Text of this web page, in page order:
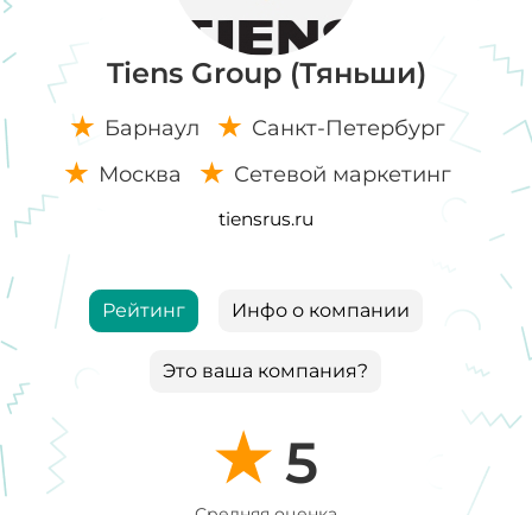
Tiens Group (Тяньши)
Барнаул
Санкт-Петербург
Москва
Сетевой маркетинг
tiensrus.ru
Рейтинг Инфо о компании
Это ваша компания?
5